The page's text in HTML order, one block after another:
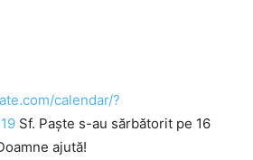
calendar/?
Sf. Paște s-au sărbătorit pe 16
ajută!